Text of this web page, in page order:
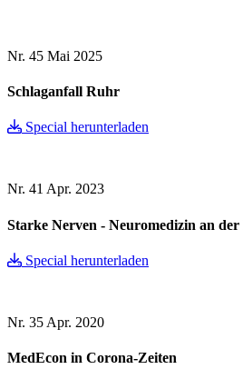
Nr. 45 Mai 2025
Schlaganfall Ruhr
Special herunterladen
Nr. 41 Apr. 2023
Starke Nerven - Neuromedizin an
Special herunterladen
Nr. 35 Apr. 2020
MedEcon in Corona-Zeiten